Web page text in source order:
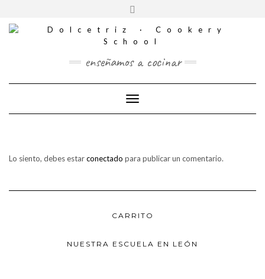
contenido
CONTACTO
SOCIALEScabecera
enseñamos a cocinar
Cambiar modo de navegación
Lo siento, debes estarconectado para publicar un comentario.
CARRITO
NUESTRA ESCUELA EN LEÓN